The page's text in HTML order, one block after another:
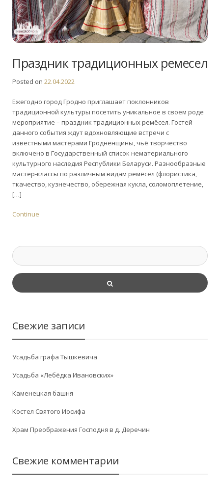
Праздник традиционных ремесел
Posted on 22.04.2022
Ежегодно город Гродно приглашает поклонников
традиционной культуры посетить уникальное в своем роде
мероприятие – праздник традиционных ремёсел. Гостей
данного события ждут вдохновляющие встречи с
известными мастерами Гродненщины, чьё творчество
включено в Государственный список нематериального
культурного наследия Республики Беларуси. Разнообразные
мастер-классы по различным видам ремёсел (флористика,
ткачество, кузнечество, обережная кукла, соломоплетение,
[…]
Continue
Свежие записи
Усадьба графа Тышкевича
Усадьба «Лебёдка Ивановских»
Каменецкая башня
Костел Святого Иосифа
Храм Преображения Господня в д. Деречин
Свежие комментарии